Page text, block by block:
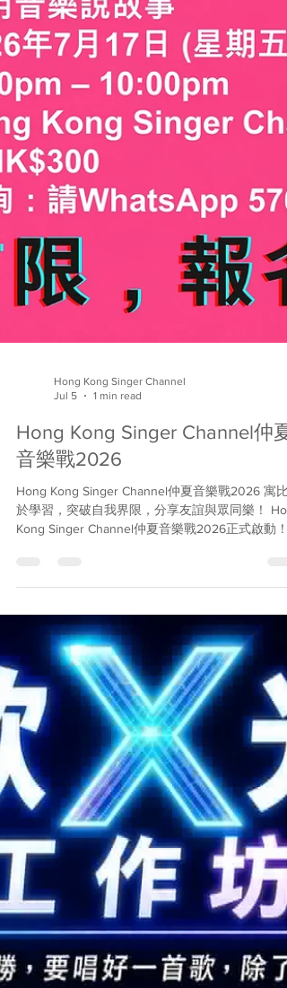
Hong Kong Singer Channel仲夏
音樂戰2026
Hong Kong Singer Channel仲夏音樂戰2026 寓比
於學習，突破自我界限，分享友誼與眾同樂！
由評判給第一次分數及分享評語，然後再唱第一
主題不同，每回頒發三甲、優異獎及其他特別獎。
冠軍和亞軍可晉身9月6日的總決賽，爭奪終極大
獎。第一回主題是「用音樂說故事」，大家可選唱
任何歌曲，語言不限。看看誰能唱出歌中故事，感
動全場！ 第一回：用音樂說故事 日期：2026年7
17日 (星期五) 時間：7:30pm – 10:00pm 地點：
Kong Singer Channel旺角總部 報名：請WhatsApp
57039103 名額有限，報名從速！